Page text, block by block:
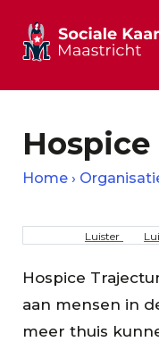
Home
Luister
Hospice
aan mensen in
meer thuis